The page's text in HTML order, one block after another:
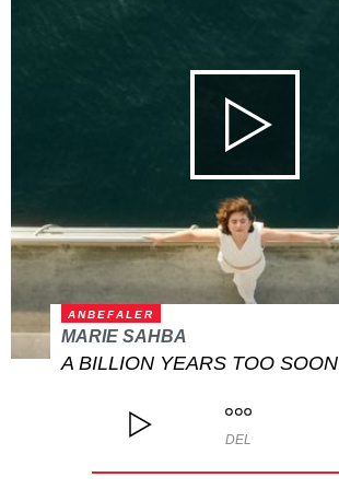
ANBEFALER
MARIE SAHBA
A BILLION YEARS TOO SOON
DEL